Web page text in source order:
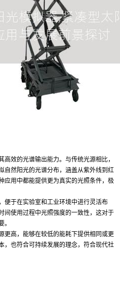
效的光谱输出能力。与传统光源相比，
自然阳光的光谱分布，涵盖从紫外线到红
应用中都能提供更为真实的光照条件，极
便于在实验室和工业环境中进行灵活布
间使用过程中光照强度的一致性，这对于
。
更高，能够在较低的能耗下提供相同或更
，也符合可持续发展的理念，符合现代社